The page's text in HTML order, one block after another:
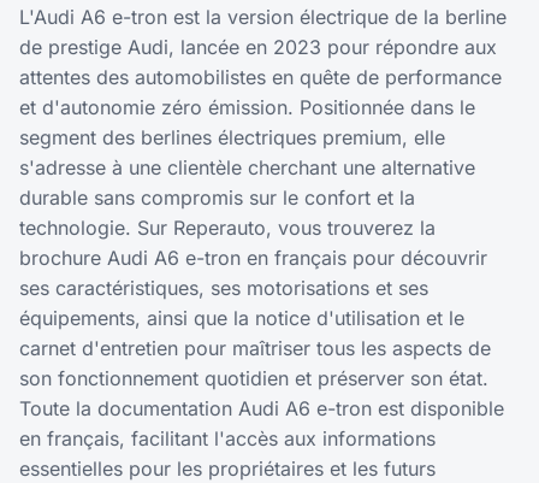
L'Audi A6 e-tron est la version électrique de la berline
de prestige Audi, lancée en 2023 pour répondre aux
attentes des automobilistes en quête de performance
et d'autonomie zéro émission. Positionnée dans le
segment des berlines électriques premium, elle
s'adresse à une clientèle cherchant une alternative
durable sans compromis sur le confort et la
technologie. Sur Reperauto, vous trouverez la
brochure Audi A6 e-tron en français pour découvrir
ses caractéristiques, ses motorisations et ses
équipements, ainsi que la notice d'utilisation et le
carnet d'entretien pour maîtriser tous les aspects de
son fonctionnement quotidien et préserver son état.
Toute la documentation Audi A6 e-tron est disponible
en français, facilitant l'accès aux informations
essentielles pour les propriétaires et les futurs